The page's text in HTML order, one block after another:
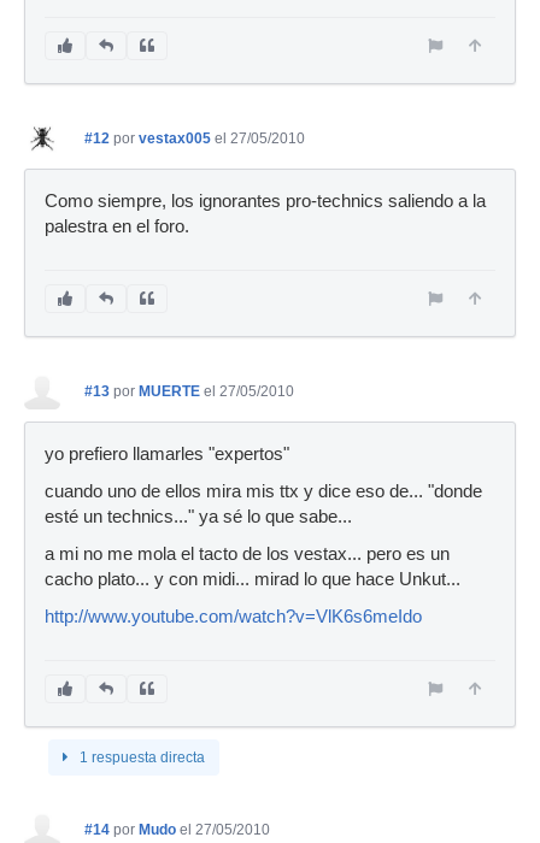
#12 por vestax005 el 27/05/2010
Como siempre, los ignorantes pro-technics saliendo a la
palestra en el foro.
#13 por MUERTE el 27/05/2010
yo prefiero llamarles "expertos"
cuando uno de ellos mira mis ttx y dice eso de... "donde
esté un technics..." ya sé lo que sabe...
a mi no me mola el tacto de los vestax... pero es un
cacho plato... y con midi... mirad lo que hace Unkut...
http://www.youtube.com/watch?v=VlK6s6meIdo
1 respuesta directa
#14 por Mudo el 27/05/2010